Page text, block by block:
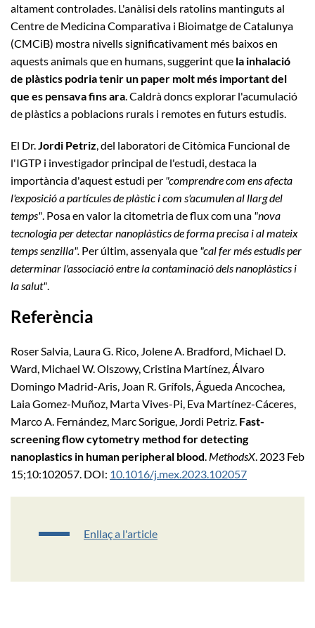
altament controlades. L'anàlisi dels ratolins mantinguts al
Centre de Medicina Comparativa i Bioimatge de Catalunya
(CMCiB) mostra nivells significativament més baixos en
aquests animals que en humans, suggerint que la inhalació
de plàstics podria tenir un paper molt més important del
que es pensava fins ara. Caldrà doncs explorar l'acumulació
de plàstics a poblacions rurals i remotes en futurs estudis.
El Dr.Jordi Petriz, del laboratori de Citòmica Funcional de
l'IGTP i investigador principal de l'estudi, destaca la
importància d'aquest estudi per "comprendre com ens afecta
l'exposició a partícules de plàstic i com s'acumulen al llarg del
temps". Posa en valor la citometria de flux com una "nova
tecnologia per detectar nanoplàstics de forma precisa i al mateix
temps senzilla". Per últim, assenyala que "cal fer més estudis per
determinar l'associació entre la contaminació dels nanoplàstics i
la salut".
Referència
Roser Salvia, Laura G. Rico, Jolene A. Bradford, Michael D.
Ward, Michael W. Olszowy, Cristina Martínez, Álvaro
Domingo Madrid-Aris, Joan R. Grífols, Águeda Ancochea,
Laia Gomez-Muñoz, Marta Vives-Pi, Eva Martínez-Cáceres,
Marco A. Fernández, Marc Sorigue, Jordi Petriz. Fast-
screening flow cytometry method for detecting
nanoplastics in human peripheral blood. MethodsX. 2023 Feb
15;10:102057. DOI: 10.1016/j.mex.2023.102057
Enllaç a l'article